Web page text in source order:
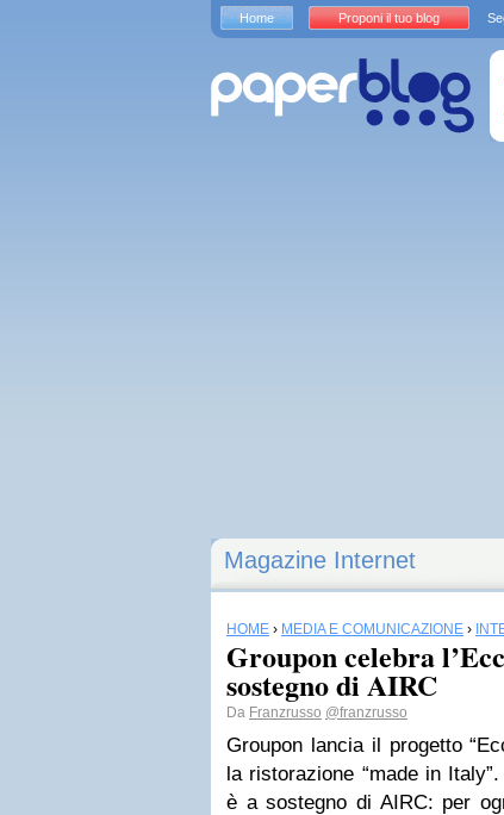
Magazine Internet
HOME › MEDIA E COMUNICAZIONE ›
Groupon celebra
sostegno di AIRC
Da Franzrusso @franzrusso
Groupon lancia il progetto
la ristorazione “made in
è a sostegno di AIRC: per
Home Proponi il tuo blog